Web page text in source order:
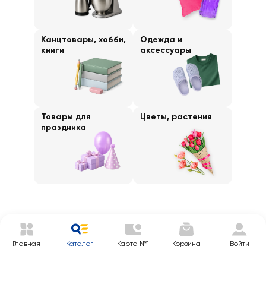
Канцтовары, хобби,
книги
Одежда и
аксессуары
Товары для
праздника
Цветы, растения
Главная Каталог Карта №1 Корзина Войти